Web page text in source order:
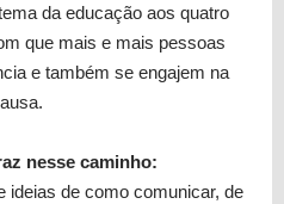
da educação aos quatro
que mais e mais pessoas
e também se engajem na
nesse caminho:
ideias de como comunicar, de